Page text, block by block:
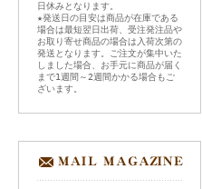
日休みとなります。
★発送日の目安は商品が在庫である
場合は最短翌日出荷、受注発注品や
お取り寄せ商品の場合は入荷次第の
発送となります。ご注文が集中いた
しました場合、お手元に商品が届く
まで1週間～2週間かかる場合もご
ざいます。